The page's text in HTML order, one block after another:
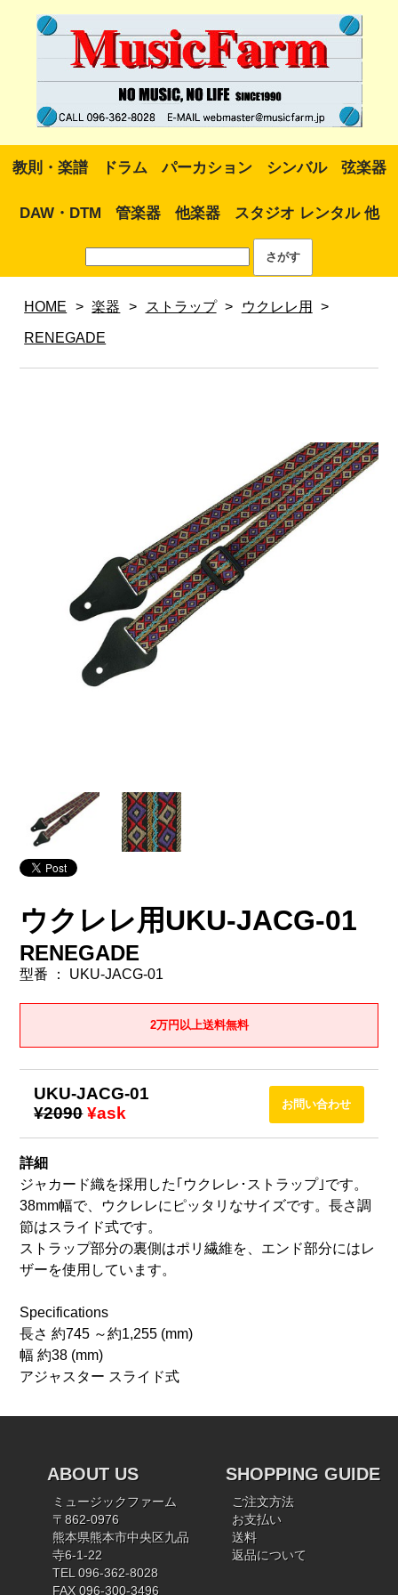
教則・楽譜 ドラム パーカション シンバル 弦楽器
DAW・DTM 管楽器 他楽器 スタジオ レンタル 他
HOME > 楽器 > ストラップ > ウクレレ用 >
RENEGADE
ウクレレ用UKU-JACG-01
RENEGADE
型番 ： UKU-JACG-01
2万円以上送料無料
UKU-JACG-01
¥2090 ¥ask
詳細
ジャカード織を採用した｢ウクレレ･ストラップ｣です。
38mm幅で、ウクレレにピッタリなサイズです。長さ調
節はスライド式です。
ストラップ部分の裏側はポリ繊維を、エンド部分にはレ
ザーを使用しています。
Specifications
長さ 約745 ～約1,255 (mm)
幅 約38 (mm)
アジャスター スライド式
ABOUT US
ミュージックファーム
〒862-0976
熊本県熊本市中央区九品
寺6-1-22
TEL 096-362-8028
FAX 096-300-3496
SHOPPING GUIDE
ご注文方法
お支払い
送料
返品について